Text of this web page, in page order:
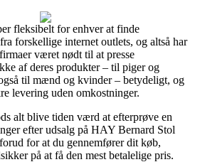
fleksibelt for enhver at finde
forskellige internet outlets, og altså har
været nødt til at presse
af deres produkter – til piger og
til mænd og kvinder – betydeligt, og
levering uden omkostninger.
alt blive tiden værd at efterprøve en
efter udsalg på HAY Bernard Stol
for at du gennemfører dit køb,
på at få den mest betalelige pris.